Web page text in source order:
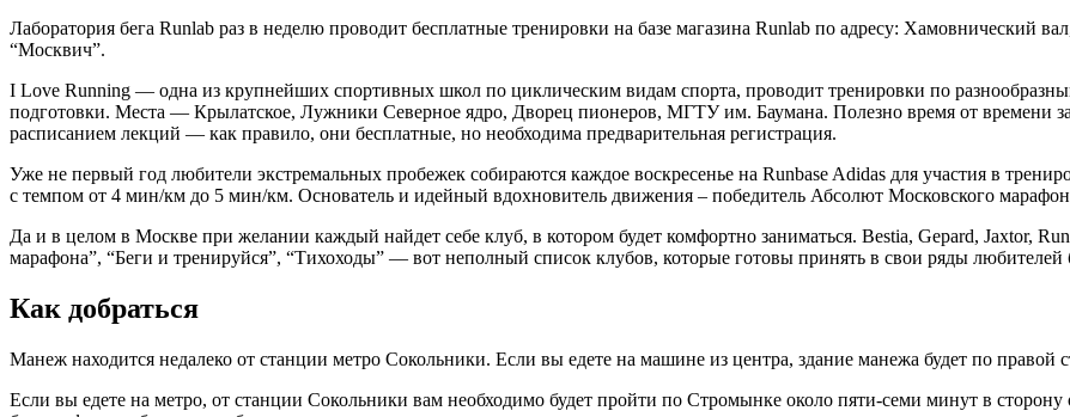
Лаборатория бега Runlab раз в неделю проводит бесплатные тренировки на базе магазина Runlab по адресу: Хамовнический
“Москвич”.
I Love Running — одна из крупнейших спортивных школ по циклическим видам спорта, проводит тренировки по
подготовки. Места — Крылатское, Лужники Северное ядро, Дворец пионеров, МГТУ им. Баумана. Полезно время от времени
расписанием лекций — как правило, они бесплатные, но необходима предварительная регистрация.
Уже не первый год любители экстремальных пробежек собираются каждое воскресенье на Runbase Adidas для участия в
с темпом от 4 мин/км до 5 мин/км. Основатель и идейный вдохновитель движения – победитель Абсолют Московского
Да и в целом в Москве при желании каждый найдет себе клуб, в котором будет комфортно заниматься. Bestia, Gepard, Jaxtor,
марафона”, “Беги и тренируйся”, “Тихоходы” — вот неполный список клубов, которые готовы принять в свои ряды
Как добраться
Манеж находится недалеко от станции метро Сокольники. Если вы едете на машине из центра, здание манежа будет по правой
Если вы едете на метро, от станции Сокольники вам необходимо будет пройти по Стромынке около пяти-семи минут в